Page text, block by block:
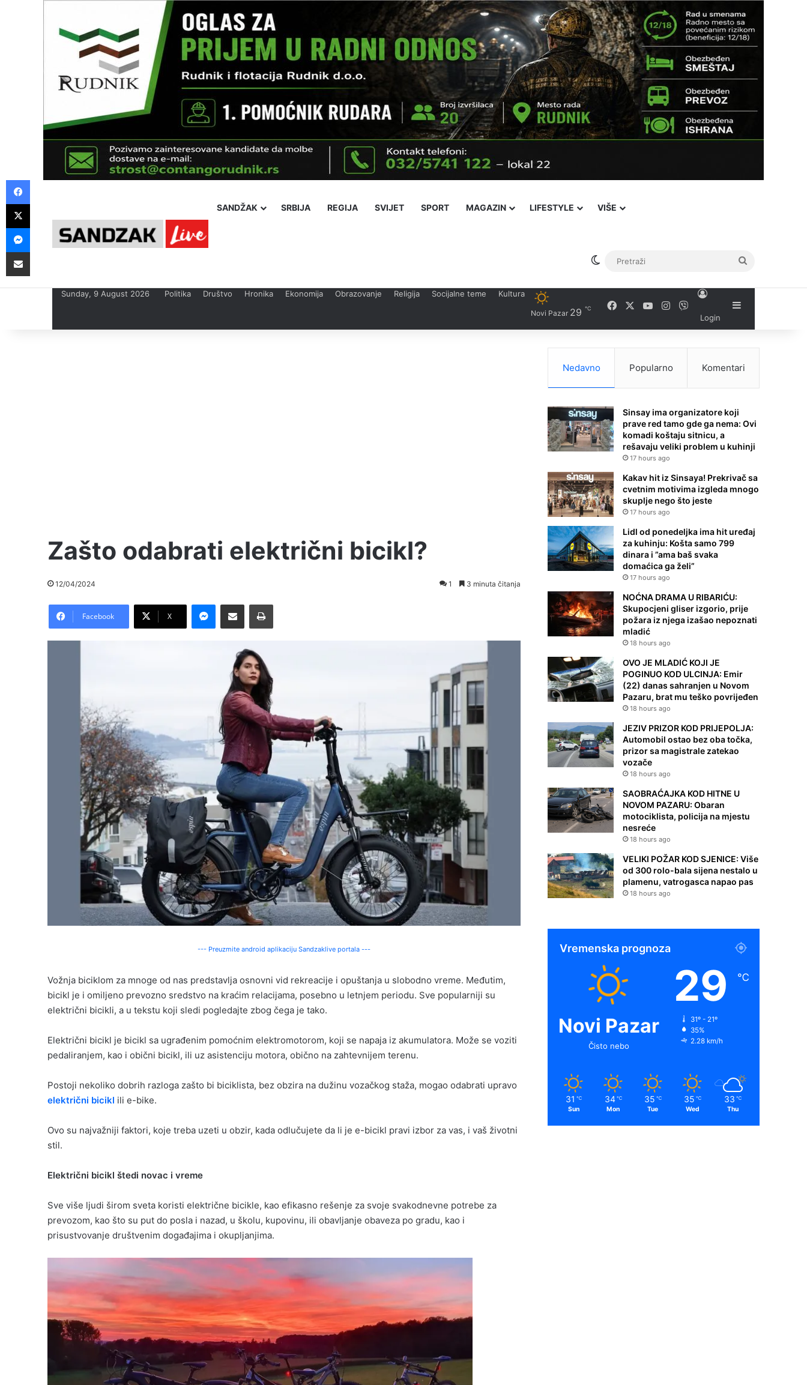
SANDŽAK SRBIJA REGIJA SVIJET SPORT MAGAZIN LIFESTYLE VIŠE
Switch skin
Sunday, 9 August 2026 Politika Društvo Hronika Ekonomija Obrazovanje Religija Socijalne teme Kultura
Novi Pazar 29 ℃ FacebookYouTubeInstagram
Viber
Login
Sidebar
Zašto odabrati električni bicikl?
12/04/2024 1 3 minuta čitanja
Facebook X
Messenger
Pošalji preko E-Maila Printaj
--- Preuzmite android aplikaciju Sandzaklive portala ---
Vožnja biciklom za mnoge od nas predstavlja osnovni vid rekreacije i opuštanja u slobodno vreme. Međutim,
bicikl je i omiljeno prevozno sredstvo na kraćim relacijama, posebno u letnjem periodu. Sve popularniji su
električni bicikli, a u tekstu koji sledi pogledajte zbog čega je tako.
Električni bicikl je bicikl sa ugrađenim pomoćnim elektromotorom, koji se napaja iz akumulatora. Može se voziti
pedaliranjem, kao i obični bicikl, ili uz asistenciju motora, obično na zahtevnijem terenu.
Postoji nekoliko dobrih razloga zašto bi biciklista, bez obzira na dužinu vozačkog staža, mogao odabrati upravo
električni bicikl ili e-bike.
Ovo su najvažniji faktori, koje treba uzeti u obzir, kada odlučujete da li je e-bicikl pravi izbor za vas, i vaš životni
stil.
Električni bicikl štedi novac i vreme
Sve više ljudi širom sveta koristi električne bicikle, kao efikasno rešenje za svoje svakodnevne potrebe za
prevozom, kao što su put do posla i nazad, u školu, kupovinu, ili obavljanje obaveza po gradu, kao i
prisustvovanje društvenim događajima i okupljanjima.
Nedavno Popularno Komentari
Sinsay ima organizatore koji
prave red tamo gde ga nema: Ovi
komadi koštaju sitnicu, a
rešavaju veliki problem u kuhinji
17 hours ago
Kakav hit iz Sinsaya! Prekrivač sa
cvetnim motivima izgleda mnogo
skuplje nego što jeste
17 hours ago
Lidl od ponedeljka ima hit uređaj
za kuhinju: Košta samo 799
dinara i ”ama baš svaka
domaćica ga želi”
17 hours ago
NOĆNA DRAMA U RIBARIĆU:
Skupocjeni gliser izgorio, prije
požara iz njega izašao nepoznati
mladić
18 hours ago
OVO JE MLADIĆ KOJI JE
POGINUO KOD ULCINJA: Emir
(22) danas sahranjen u Novom
Pazaru, brat mu teško povrijeđen
18 hours ago
JEZIV PRIZOR KOD PRIJEPOLJA:
Automobil ostao bez oba točka,
prizor sa magistrale zatekao
vozače
18 hours ago
SAOBRAĆAJKA KOD HITNE U
NOVOM PAZARU: Obaran
motociklista, policija na mjestu
nesreće
18 hours ago
VELIKI POŽAR KOD SJENICE: Više
od 300 rolo-bala sijena nestalo u
plamenu, vatrogasca napao pas
18 hours ago
Vremenska prognoza
Novi Pazar
Čisto nebo
29 ℃
31º - 21º
35%
2.28 km/h
31 ℃
Sun
34 ℃
Mon
35 ℃
Tue
35 ℃
Wed
33 ℃
Thu
Facebook
X
Messenger
Pošalji preko E-Maila